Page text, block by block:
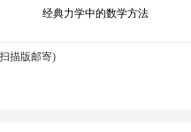
经典力学中的数学方法
描版邮寄)